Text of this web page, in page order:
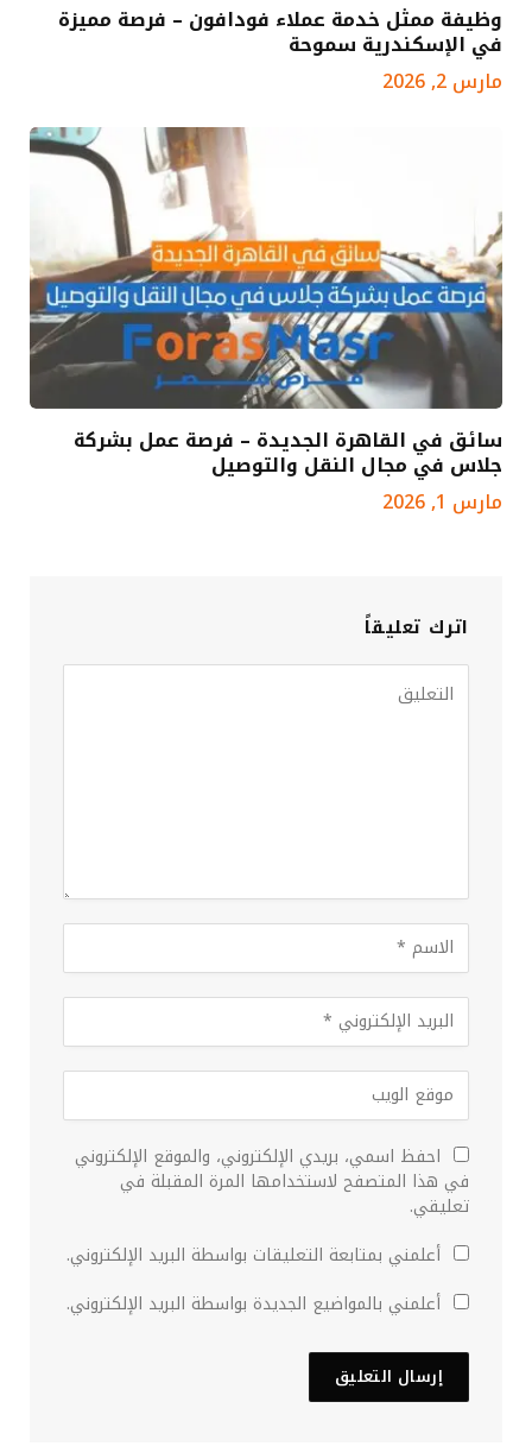
وظيفة ممثل خدمة عملاء فودافون – فرصة مميزة
في الإسكندرية سموحة
مارس 2, 2026
سائق في القاهرة الجديدة – فرصة عمل بشركة
جلاس في مجال النقل والتوصيل
مارس 1, 2026
اترك تعليقاً
احفظ اسمي، بريدي الإلكتروني، والموقع الإلكتروني
في هذا المتصفح لاستخدامها المرة المقبلة في
تعليقي.
أعلمني بمتابعة التعليقات بواسطة البريد الإلكتروني.
أعلمني بالمواضيع الجديدة بواسطة البريد الإلكتروني.